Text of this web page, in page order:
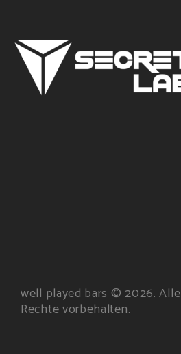
well played bars © 2026. Alle
Rechte vorbehalten.